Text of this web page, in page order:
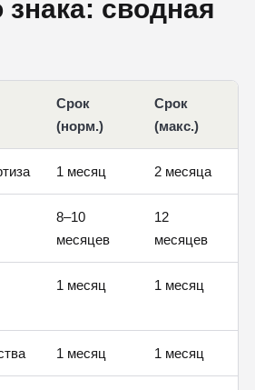
знака: сводная
Срок
(норм.)
Срок
(макс.)
1 месяц 2 месяца
8–10
месяцев
12
месяцев
1 месяц 1 месяц
1 месяц 1 месяц